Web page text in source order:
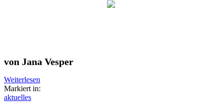
von Jana Vesper
Weiterlesen
Markiert in:
aktuelles